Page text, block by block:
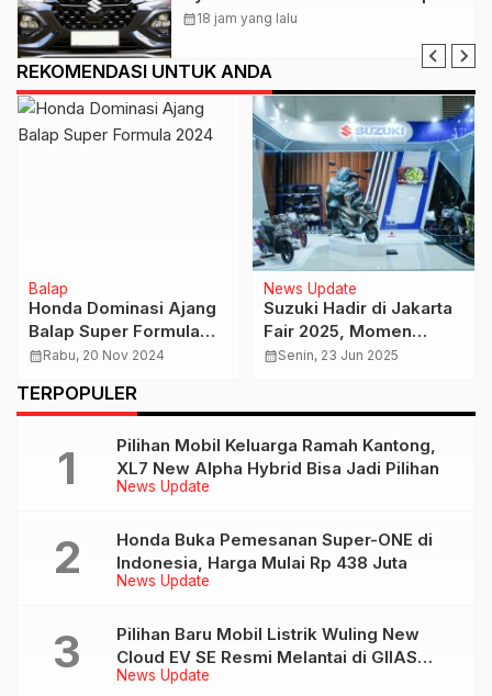
Respons Positif
calendar_month18 jam yang lalu
REKOMENDASI UNTUK ANDA
Balap
Honda Dominasi Ajang
Balap Super Formula
2024
calendar_monthRabu, 20 Nov 2024
News Update
Suzuki Hadir di Jakarta
Fair 2025, Momen
Tepat Miliki Sepeda
calendar_monthSenin, 23 Jun 2025
TERPOPULER
News Update
Pilihan Mobil Keluarga Ramah Kantong,
XL7 New Alpha Hybrid Bisa Jadi Pilihan
News Update
Honda Buka Pemesanan Super-ONE di
Indonesia, Harga Mulai Rp 438 Juta
News Update
Pilihan Baru Mobil Listrik Wuling New
Cloud EV SE Resmi Melantai di GIIAS
2026